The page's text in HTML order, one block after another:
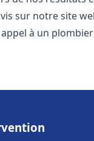
sur notre site
à un